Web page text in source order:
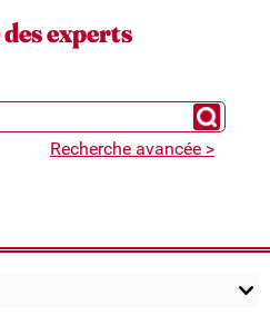
experts
Chercher
Recherche avancée >